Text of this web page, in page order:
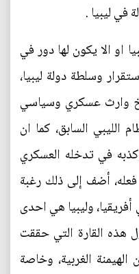
في ليبيا .
او الا يكون لها دور في
وسلطة دولة ليبيا،
وارث عسكري وسياسي
الليبي السابق، كما ان
في تدخله العسكري
أضف إلى ذلك رغبة
وليبيا هي احدى
هذه القارة التي حققت
الغربية، وخاصة